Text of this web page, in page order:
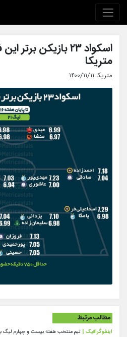
اسکواد ۲۳ بازیکن
متریکا
متریکا ۱۴۰۰/۱۱/۱۱
مطالب مرتبط
اینفوگرافیک | تیم منتخب هفته بیست و چهارم لیگ با